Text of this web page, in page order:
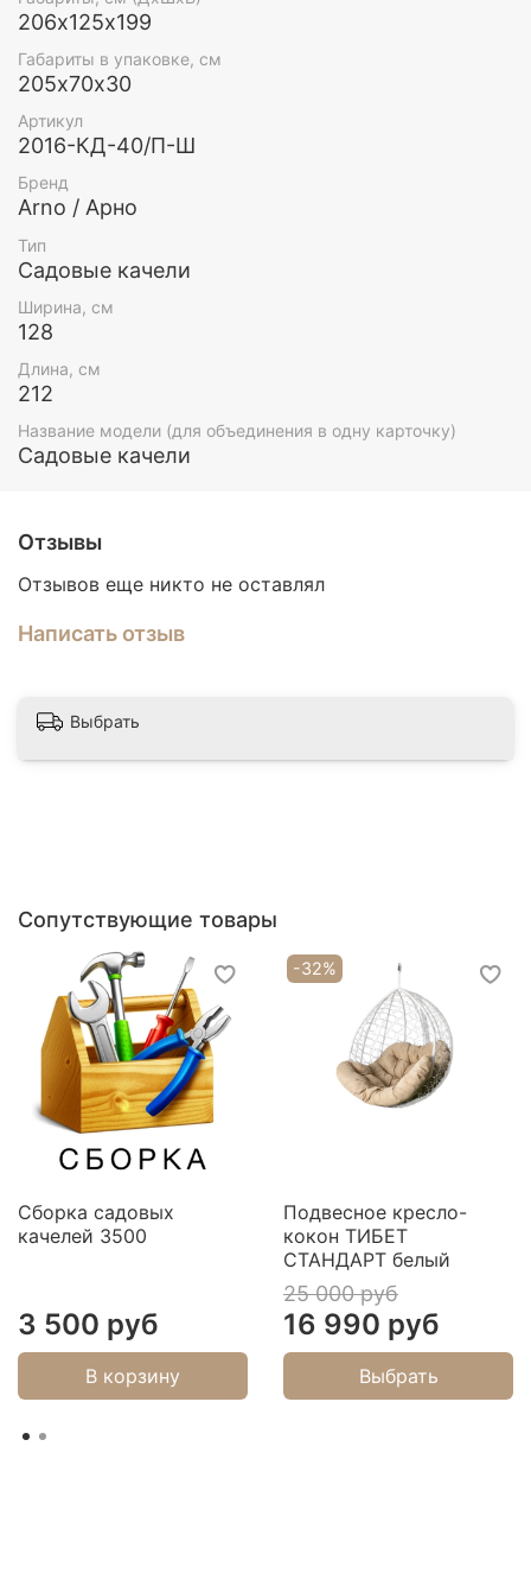
Основание
Сварная армированная решётка дает сверх
Занавесы из тюля
206х125х199
Габариты в упаковке, см
205х70х30
Артикул
2016-КД-40/П-Ш
Бренд
Arno / Арно
Тип
Садовые качели
Ширина, см
128
Длина, см
212
Название модели (для объединения в одну карточку)
Садовые качели
Отзывы
Отзывов еще никто не оставлял
Написать отзыв
Выбрать
Сопутствующие товары
Сборка садовых
качелей 3500
3 500 руб
В корзину
-32%
Подвесное кресло-
кокон ТИБЕТ
СТАНДАРТ белый
25 000 руб
16 990 руб
Выбрать